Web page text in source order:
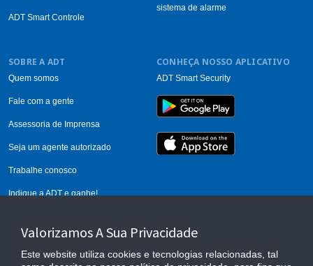
ADT Smart Controle
sistema de alarme
SOBRE A ADT
Quem somos
Fale com a gente
Assessoria de Imprensa
Seja um agente autorizado
Trabalhe conosco
Indique a ADT e ganhe!
CONHEÇA NOSSO APLICATIVO
ADT Smart Security
Valorizamos A Sua Privacidade
Este website utiliza cookies e tecnologias relacionadas, tal